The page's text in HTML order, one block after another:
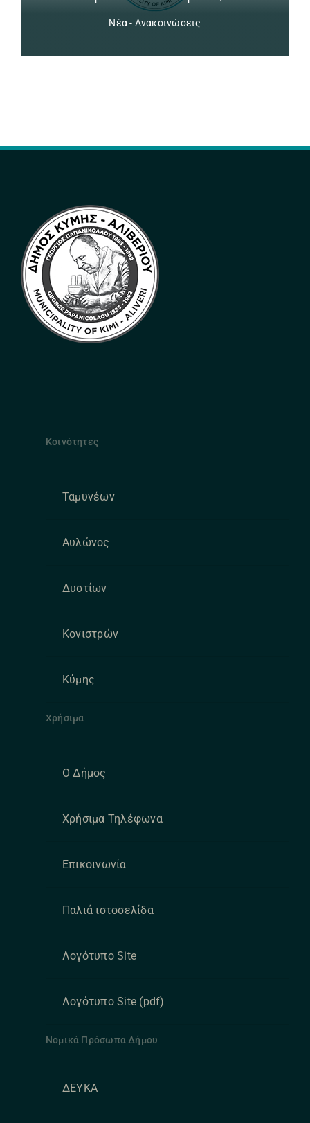
Νέα - Ανακοινώσεις
Κοινότητες
Ταμυνέων
Αυλώνος
Δυστίων
Κονιστρών
Κύμης
Χρήσιμα
Ο Δήμος
Χρήσιμα Τηλέφωνα
Επικοινωνία
Παλιά ιστοσελίδα
Λογότυπο Site
Λογότυπο Site (pdf)
Νομικά Πρόσωπα Δήμου
ΔΕΥΚΑ